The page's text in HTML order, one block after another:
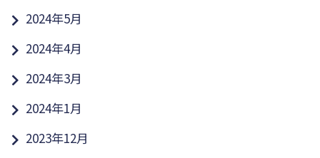
2024年5月
2024年4月
2024年3月
2024年1月
2023年12月